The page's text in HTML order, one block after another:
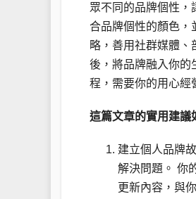
眾不同的品牌個性，
合品牌個性的顏色，
略，善用社群媒體
後，將品牌融入你的
程，需要你的用心經
這篇文章的實用建議
建立個人品牌
解決問題。 你
更新內容，與